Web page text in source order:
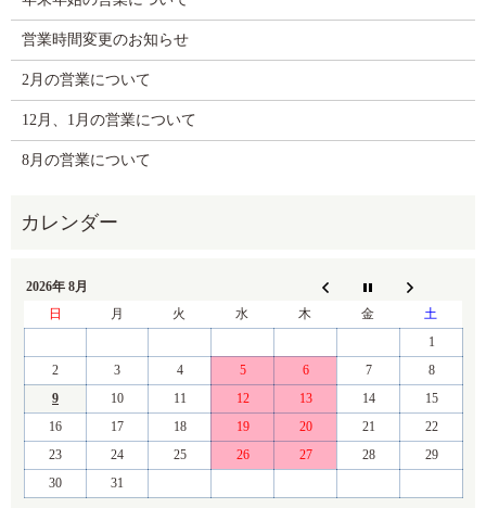
営業時間変更のお知らせ
2月の営業について
12月、1月の営業について
8月の営業について
2026年 8月
日
月 火 水 木 金
土
1
2
3 4 5 6 7
8
9
10 11 12 13 14
15
16
17 18 19 20 21
22
23
24 25 26 27 28
29
30
31